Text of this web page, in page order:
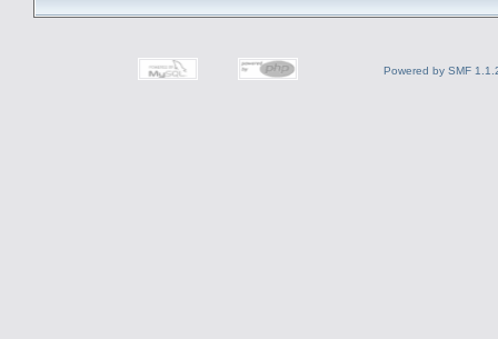
Powered by SMF